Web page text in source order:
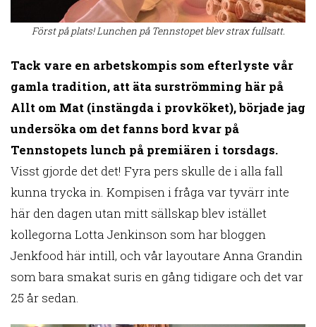
Först på plats! Lunchen på Tennstopet blev strax fullsatt.
Tack vare en arbetskompis som efterlyste vår
gamla tradition, att äta surströmming här på
Allt om Mat (instängda i provköket), började jag
undersöka om det fanns bord kvar på
Tennstopets lunch på premiären i torsdags.
Visst gjorde det det! Fyra pers skulle de i alla fall
kunna trycka in. Kompisen i fråga var tyvärr inte
här den dagen utan mitt sällskap blev istället
kollegorna Lotta Jenkinson som har bloggen
Jenkfood här intill, och vår layoutare Anna Grandin
som bara smakat suris en gång tidigare och det var
25 år sedan.